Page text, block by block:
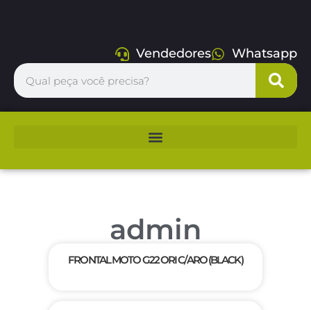
Vendedores Whatsapp
admin
FRONTAL MOTO G22 ORI C/ARO (BLACK)